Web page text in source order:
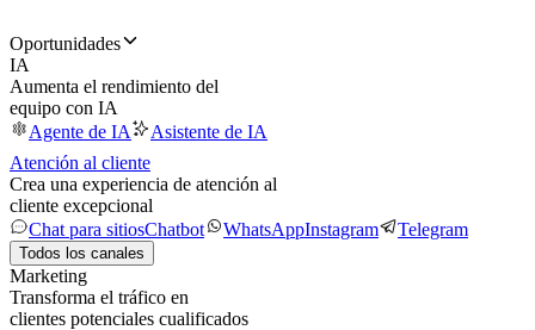
Oportunidades
IA
Aumenta el rendimiento del
equipo con IA
Agente de IA
Asistente de IA
Atención al cliente
Crea una experiencia de atención al
cliente excepcional
Chat para sitiosChatbot WhatsAppInstagram Telegram
Todos los canales
Marketing
Transforma el tráfico en
clientes potenciales cualificados